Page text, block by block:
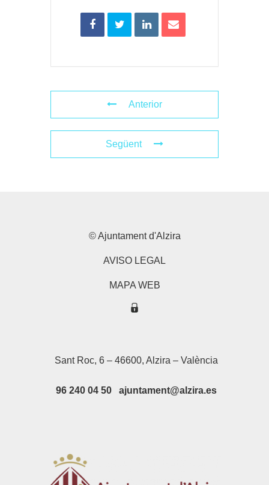
Anterior
Següent
© Ajuntament d'Alzira
AVISO LEGAL
MAPA WEB
Sant Roc, 6 – 46600, Alzira – València
96 240 04 50 ajuntament@alzira.es